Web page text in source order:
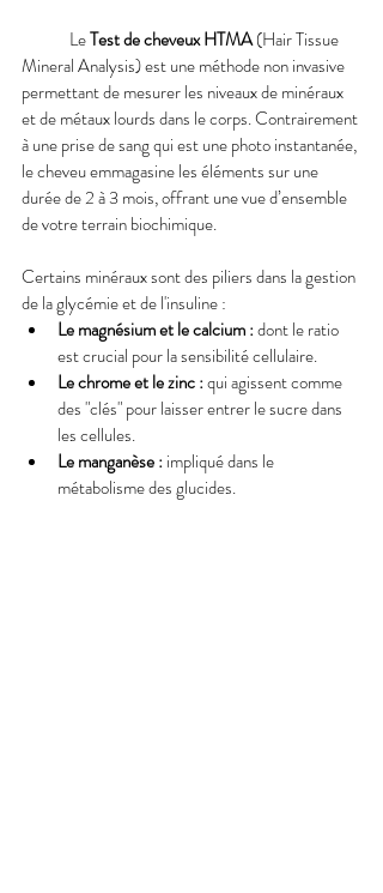
	Le
Test de cheveux HTMA (Hair Tissue
Mineral Analysis) est une méthode non invasive
permettant de mesurer les niveaux de minéraux
et de métaux lourds dans le corps. Contrairement
à une prise de sang qui est une photo instantanée,
le cheveu emmagasine les éléments sur une
durée de 2 à 3 mois, offrant une vue d’ensemble
de votre terrain biochimique.
Certains minéraux sont des piliers dans la gestion
de la glycémie et de l'insuline :
Le magnésium et le calcium : dont le ratio
est crucial pour la sensibilité cellulaire.
Le chrome et le zinc : qui agissent comme
des "clés" pour laisser entrer le sucre dans
les cellules.
Le manganèse : impliqué dans le
métabolisme des glucides.